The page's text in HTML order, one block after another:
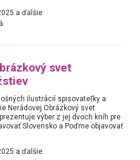
a ďalšie
svet
ilustrácií spisovateľky a
Nerádovej Obrázkový svet
výber z jej dvoch kníh pre
Slovensko a Poďme objavovať
a ďalšie